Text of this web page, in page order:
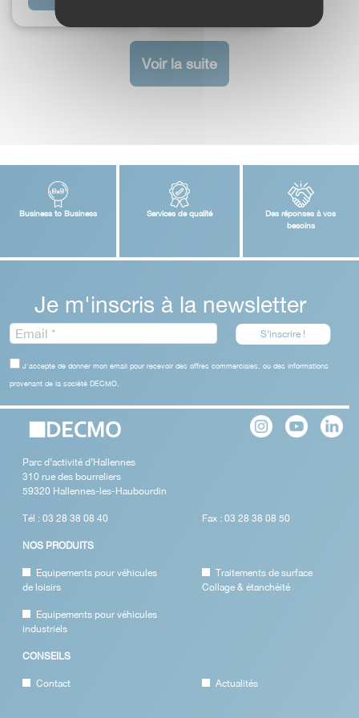
Voir la suite
Business to Business Services de qualité
Des réponses à vos
besoins
Je m'inscris à la newsletter
J'accepte de donner mon email pour recevoir des offres commerciales, ou des informations
provenant de la société DECMO.
Parc d’activité d’Hallennes
310 rue des bourreliers
59320 Hallennes-les-Haubourdin
Tél : 03 28 38 08 40 Fax : 03 28 38 08 50
NOS PRODUITS
Equipements pour véhicules
de loisirs
Equipements pour véhicules
industriels
Traitements de surface
Collage & étanchéité
CONSEILS
Contact Actualités